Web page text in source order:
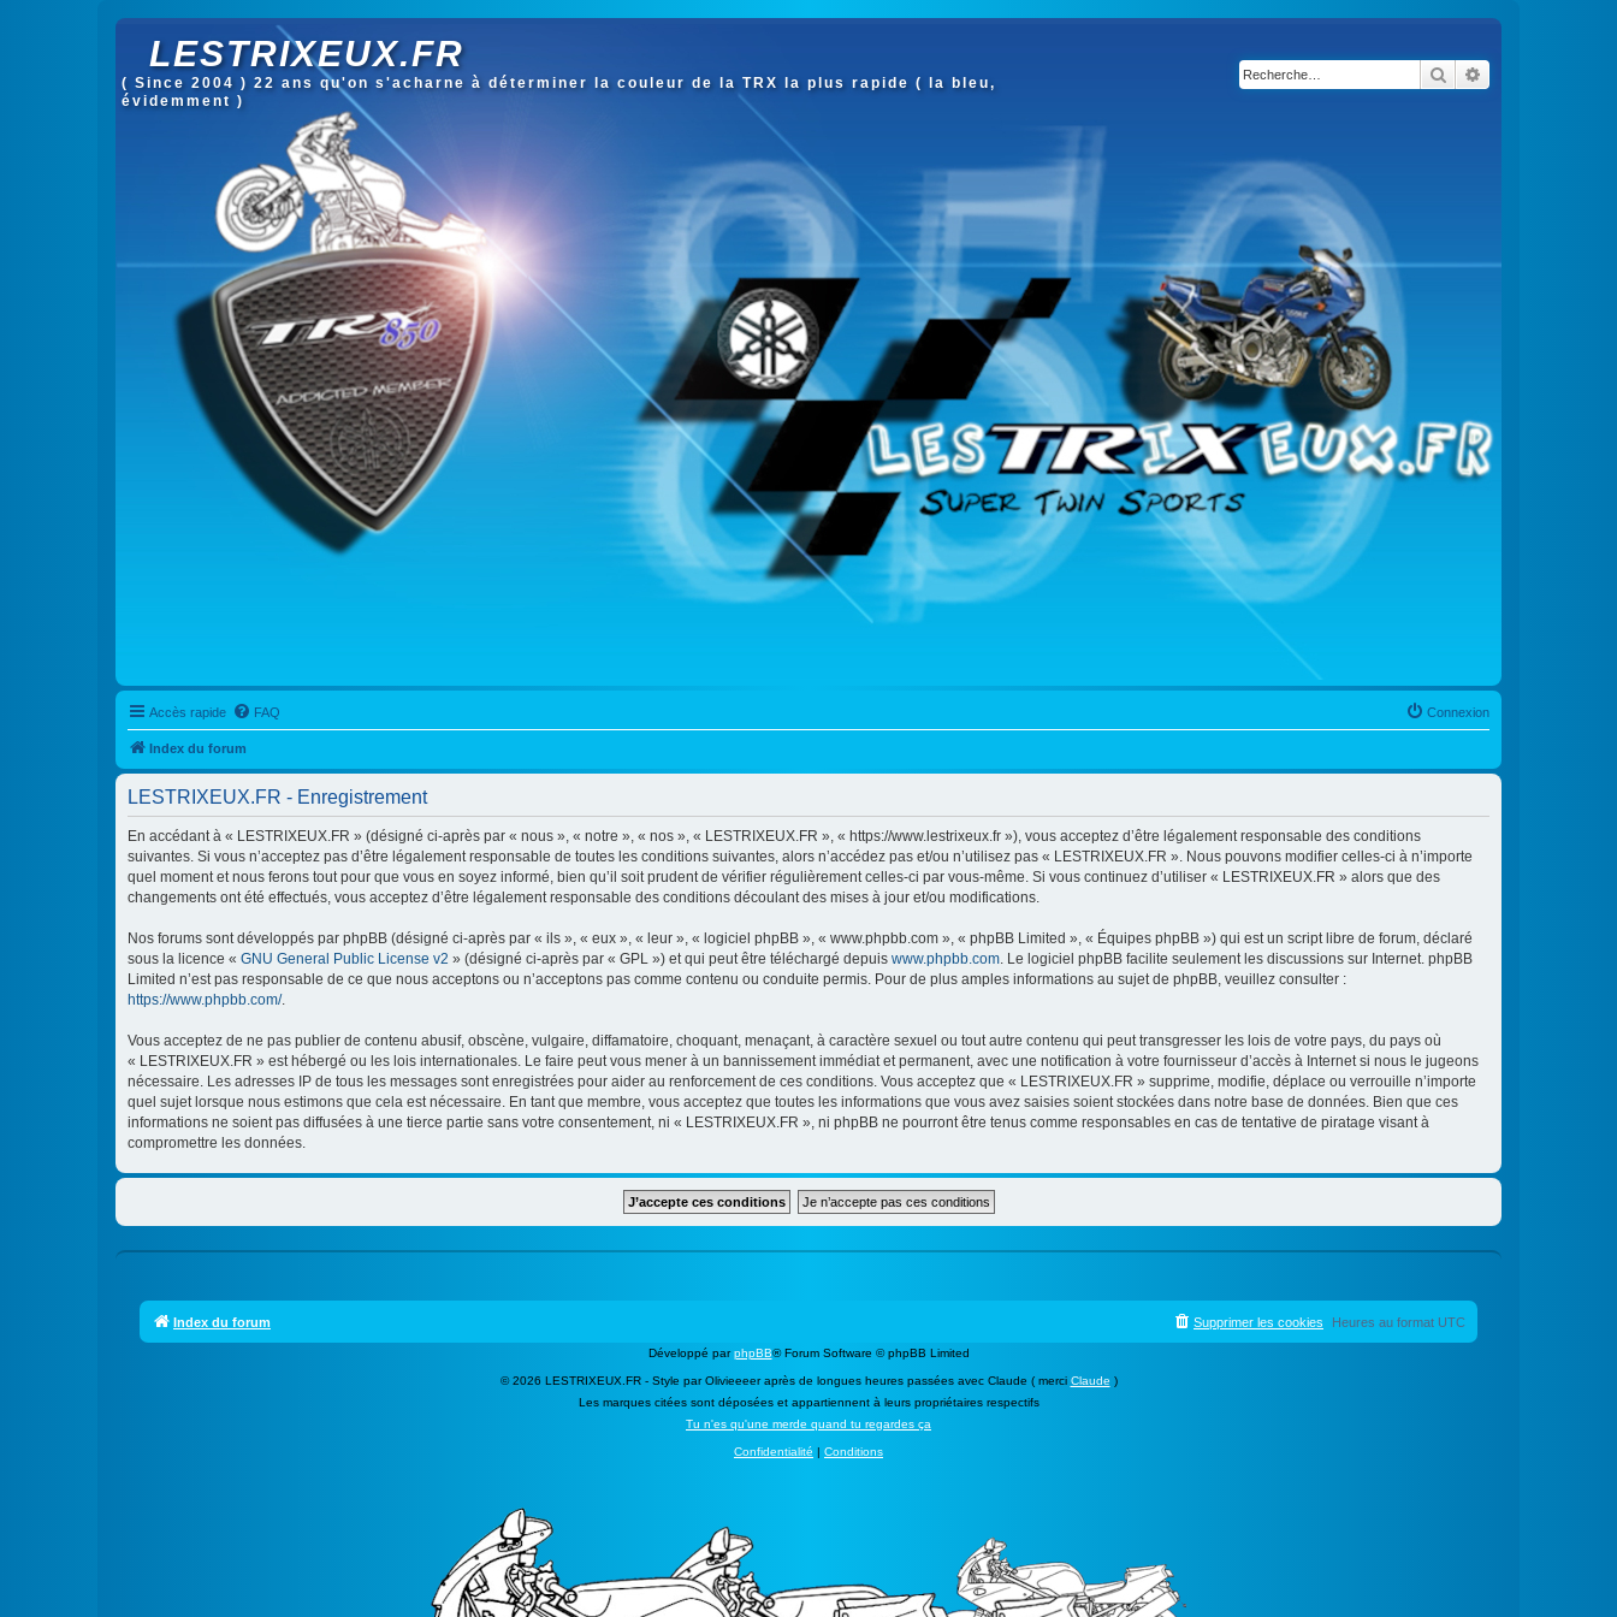
LESTRIXEUX.FR
( Since 2004 ) 22 ans qu'on s'acharne à déterminer la couleur de la TRX la plus rapide ( la bleu,
évidemment )
Rechercher
Accès rapide FAQ Connexion
Index du forum
LESTRIXEUX.FR - Enregistrement
En accédant à « LESTRIXEUX.FR » (désigné ci-après par « nous », « notre », « nos », « LESTRIXEUX.FR », « https://www.lestrixeux.fr »), vous acceptez d’être légalement responsable des conditions
suivantes. Si vous n’acceptez pas d’être légalement responsable de toutes les conditions suivantes, alors n’accédez pas et/ou n’utilisez pas « LESTRIXEUX.FR ». Nous pouvons modifier celles-ci à n’importe
quel moment et nous ferons tout pour que vous en soyez informé, bien qu’il soit prudent de vérifier régulièrement celles-ci par vous-même. Si vous continuez d’utiliser « LESTRIXEUX.FR » alors que des
changements ont été effectués, vous acceptez d’être légalement responsable des conditions découlant des mises à jour et/ou modifications.
Nos forums sont développés par phpBB (désigné ci-après par « ils », « eux », « leur », « logiciel phpBB », « www.phpbb.com », « phpBB Limited », « Équipes phpBB ») qui est un script libre de forum, déclaré
sous la licence « GNU General Public License v2 » (désigné ci-après par « GPL ») et qui peut être téléchargé depuis www.phpbb.com. Le logiciel phpBB facilite seulement les discussions sur Internet. phpBB
Limited n’est pas responsable de ce que nous acceptons ou n’acceptons pas comme contenu ou conduite permis. Pour de plus amples informations au sujet de phpBB, veuillez consulter :
https://www.phpbb.com/.
Vous acceptez de ne pas publier de contenu abusif, obscène, vulgaire, diffamatoire, choquant, menaçant, à caractère sexuel ou tout autre contenu qui peut transgresser les lois de votre pays, du pays où
« LESTRIXEUX.FR » est hébergé ou les lois internationales. Le faire peut vous mener à un bannissement immédiat et permanent, avec une notification à votre fournisseur d’accès à Internet si nous le jugeons
nécessaire. Les adresses IP de tous les messages sont enregistrées pour aider au renforcement de ces conditions. Vous acceptez que « LESTRIXEUX.FR » supprime, modifie, déplace ou verrouille n’importe
quel sujet lorsque nous estimons que cela est nécessaire. En tant que membre, vous acceptez que toutes les informations que vous avez saisies soient stockées dans notre base de données. Bien que ces
informations ne soient pas diffusées à une tierce partie sans votre consentement, ni « LESTRIXEUX.FR », ni phpBB ne pourront être tenus comme responsables en cas de tentative de piratage visant à
compromettre les données.
Index du forum Heures au format UTC
Supprimer les cookies
Développé parphpBB® Forum Software © phpBB Limited
© 2026 LESTRIXEUX.FR - Style par Olivieeeer après de longues heures passées avec Claude ( merci Claude )
Les marques citées sont déposées et appartiennent à leurs propriétaires respectifs
Tu n'es qu'une merde quand tu regardes ça
Confidentialité | Conditions